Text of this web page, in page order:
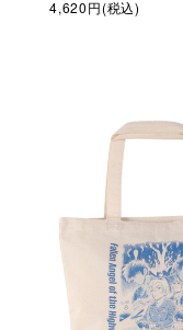
4,620円(税込)